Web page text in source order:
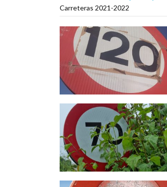
Carreteras 2021-2022